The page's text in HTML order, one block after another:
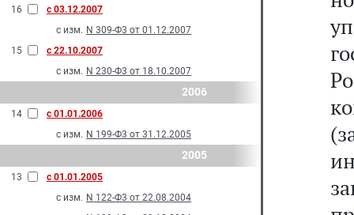
16
с 03.12.2007
с изм. N 309-Ф3 от 01.12.2007
15
с 22.10.2007
с изм. N 230-Ф3 от 18.10.2007
2006
14
с 01.01.2006
с изм. N 199-Ф3 от 31.12.2005
2005
13
с 01.01.2005
с изм. N 122-Ф3 от 22.08.2004